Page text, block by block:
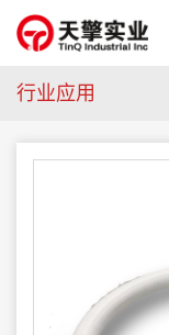
行业应用